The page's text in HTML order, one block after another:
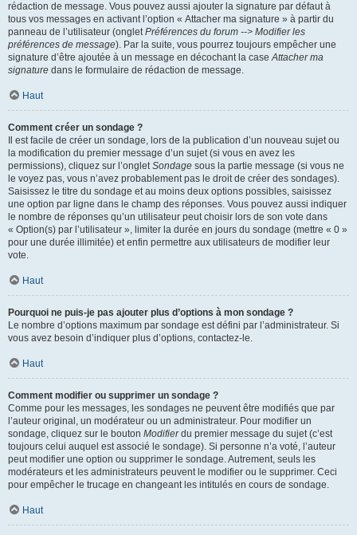
rédaction de message. Vous pouvez aussi ajouter la signature par défaut à
tous vos messages en activant l’option « Attacher ma signature » à partir du
panneau de l’utilisateur (ongletPréférences du forum --> Modifier les
préférences de message). Par la suite, vous pourrez toujours empêcher une
signature d’être ajoutée à un message en décochant la caseAttacher ma
signature dans le formulaire de rédaction de message.
Haut
Comment créer un sondage ?
Il est facile de créer un sondage, lors de la publication d’un nouveau sujet ou
la modification du premier message d’un sujet (si vous en avez les
permissions), cliquez sur l’ongletSondage sous la partie message (si vous ne
le voyez pas, vous n’avez probablement pas le droit de créer des sondages).
Saisissez le titre du sondage et au moins deux options possibles, saisissez
une option par ligne dans le champ des réponses. Vous pouvez aussi indiquer
le nombre de réponses qu’un utilisateur peut choisir lors de son vote dans
« Option(s) par l’utilisateur », limiter la durée en jours du sondage (mettre « 0 »
pour une durée illimitée) et enfin permettre aux utilisateurs de modifier leur
vote.
Haut
Pourquoi ne puis-je pas ajouter plus d’options à mon sondage ?
Le nombre d’options maximum par sondage est défini par l’administrateur. Si
vous avez besoin d’indiquer plus d’options, contactez-le.
Haut
Comment modifier ou supprimer un sondage ?
Comme pour les messages, les sondages ne peuvent être modifiés que par
l’auteur original, un modérateur ou un administrateur. Pour modifier un
sondage, cliquez sur le bouton Modifierdu premier message du sujet (c’est
toujours celui auquel est associé le sondage). Si personne n’a voté, l’auteur
peut modifier une option ou supprimer le sondage. Autrement, seuls les
modérateurs et les administrateurs peuvent le modifier ou le supprimer. Ceci
pour empêcher le trucage en changeant les intitulés en cours de sondage.
Haut